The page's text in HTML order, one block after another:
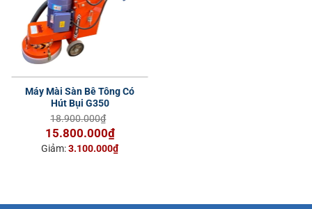
Máy Mài Sàn Bê Tông Có
Hút Bụi G350
18.900.000₫
Giá
gốc
15.800.000₫Giá
hiện
Giảm:3.100.000₫